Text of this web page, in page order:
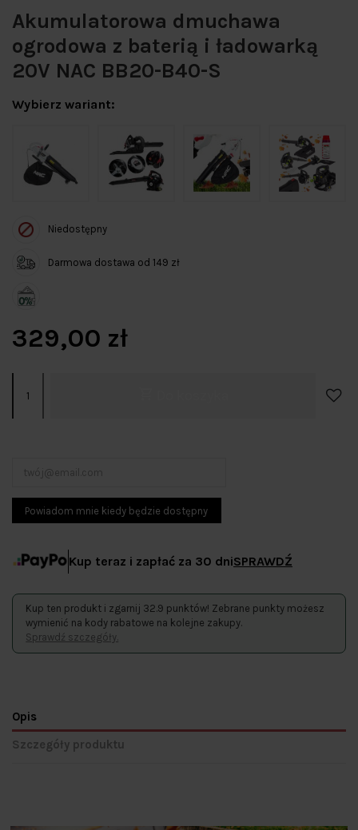
Akumulatorowa dmuchawa
ogrodowa z baterią i ładowarką
20V NAC BB20-B40-S
Wybierz wariant:
Niedostępny
Darmowa dostawa od 149 zł
329,00 zł
Kup teraz i zapłać za 30 dniSPRAWDŹ
Kup ten produkt i zgarnij 32.9 punktów! Zebrane punkty możesz
wymienić na kody rabatowe na kolejne zakupy.
Sprawdź szczegóły.
Opis
Szczegóły produktu